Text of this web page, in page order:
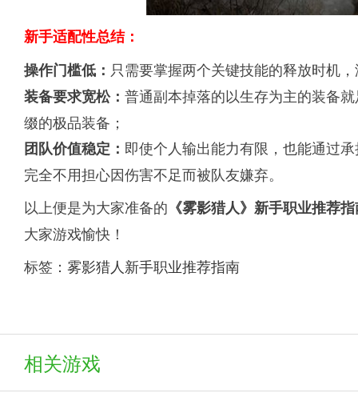
新手适配性总结：
操作门槛低： 只需要掌握两个关键技能的释放时机
装备要求宽松： 普通副本掉落的以生存为主的装备
缀的极品装备；
团队价值稳定： 即使个人输出能力有限，也能通过
完全不用担心因伤害不足而被队友嫌弃。
以上便是为大家准备的 《雾影猎人》新手职业推荐
大家游戏愉快！
标签： 雾影猎人新手职业推荐指南
相关游戏